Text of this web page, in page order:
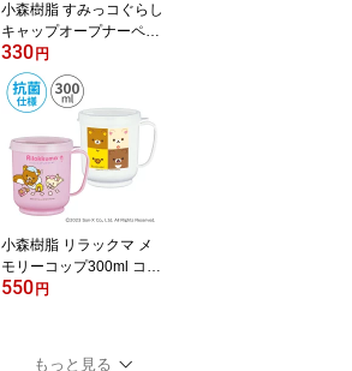
小森樹脂 すみっコぐらし
キャップオープナーペッ
トボトル パウチ容器 ゼ
リー飲料 フタ 軽いチカ
ラで開けられる 簡単に開
けられる 便利グッズ サ
ポート ユニバーサル レ
ディース キッズ 女性 子
供 病院 入院 介護 日本製
330 円
小森樹脂 リラックマ メ
モリーコップ300ml コッ
プ プラコップ マグカッ
ッズ ユニバーサル スト
550 円
もっと見る